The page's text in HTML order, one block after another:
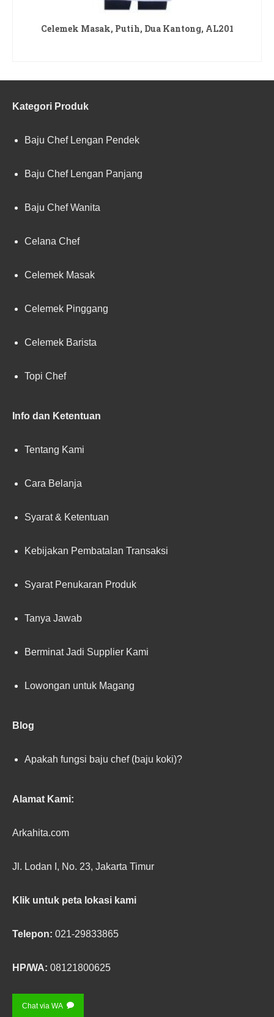
Celemek Masak, Putih, Dua Kantong, AL201
Kategori Produk
Baju Chef Lengan Pendek
Baju Chef Lengan Panjang
Baju Chef Wanita
Celana Chef
Celemek Masak
Celemek Pinggang
Celemek Barista
Topi Chef
Info dan Ketentuan
Tentang Kami
Cara Belanja
Syarat & Ketentuan
Kebijakan Pembatalan Transaksi
Syarat Penukaran Produk
Tanya Jawab
Berminat Jadi Supplier Kami
Lowongan untuk Magang
Blog
Apakah fungsi baju chef (baju koki)?
Alamat Kami:
Arkahita.com
Jl. Lodan I, No. 23, Jakarta Timur
Klik untuk peta lokasi kami
Telepon: 021-29833865
HP/WA: 08121800625
Chat via WA